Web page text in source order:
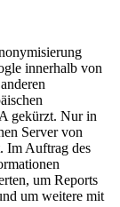
innerhalb von
gekürzt. Nur in
Server von
Im Auftrag des
um Reports
um weitere mit